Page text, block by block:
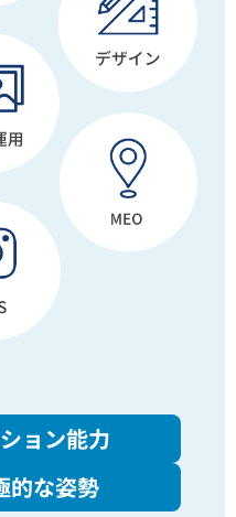
ョン能力
的な姿勢